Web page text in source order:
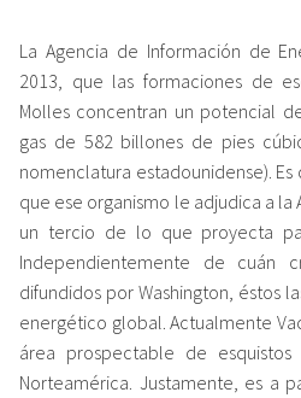
La Agencia de Información de
2013, que las formaciones de
Molles concentran un potencial
gas de 582 billones de pies
nomenclatura estadounidense).
que ese organismo le adjudica a la
un tercio de lo que proyecta
Independientemente de cuán
difundidos por Washington, éstos
energético global. Actualmente
área prospectable de
Norteamérica. Justamente, es a